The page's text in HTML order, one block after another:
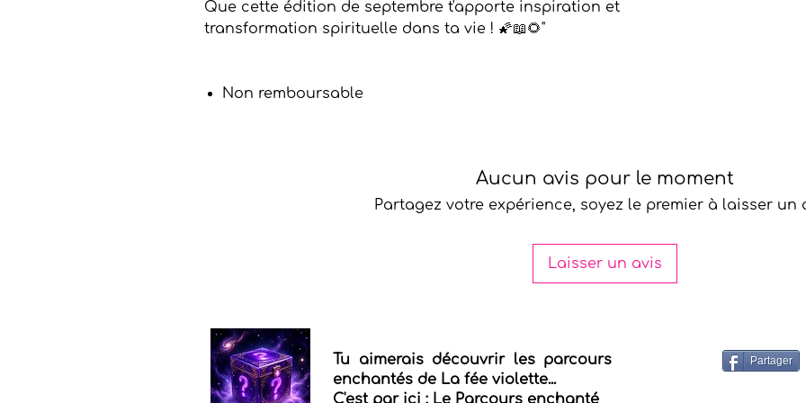
Que cette édition de septembre t'apporte inspiration et
transformation spirituelle dans ta vie ! 🌠📖🌻"
Non remboursable
Aucun avis pour le moment
Partagez votre expérience, soyez le premier à laisser un
Laisser un avis
Tu aimerais découvrir les parcours
enchantés de La fée violette...
C'est par ici : Le Parcours enchanté
Partager